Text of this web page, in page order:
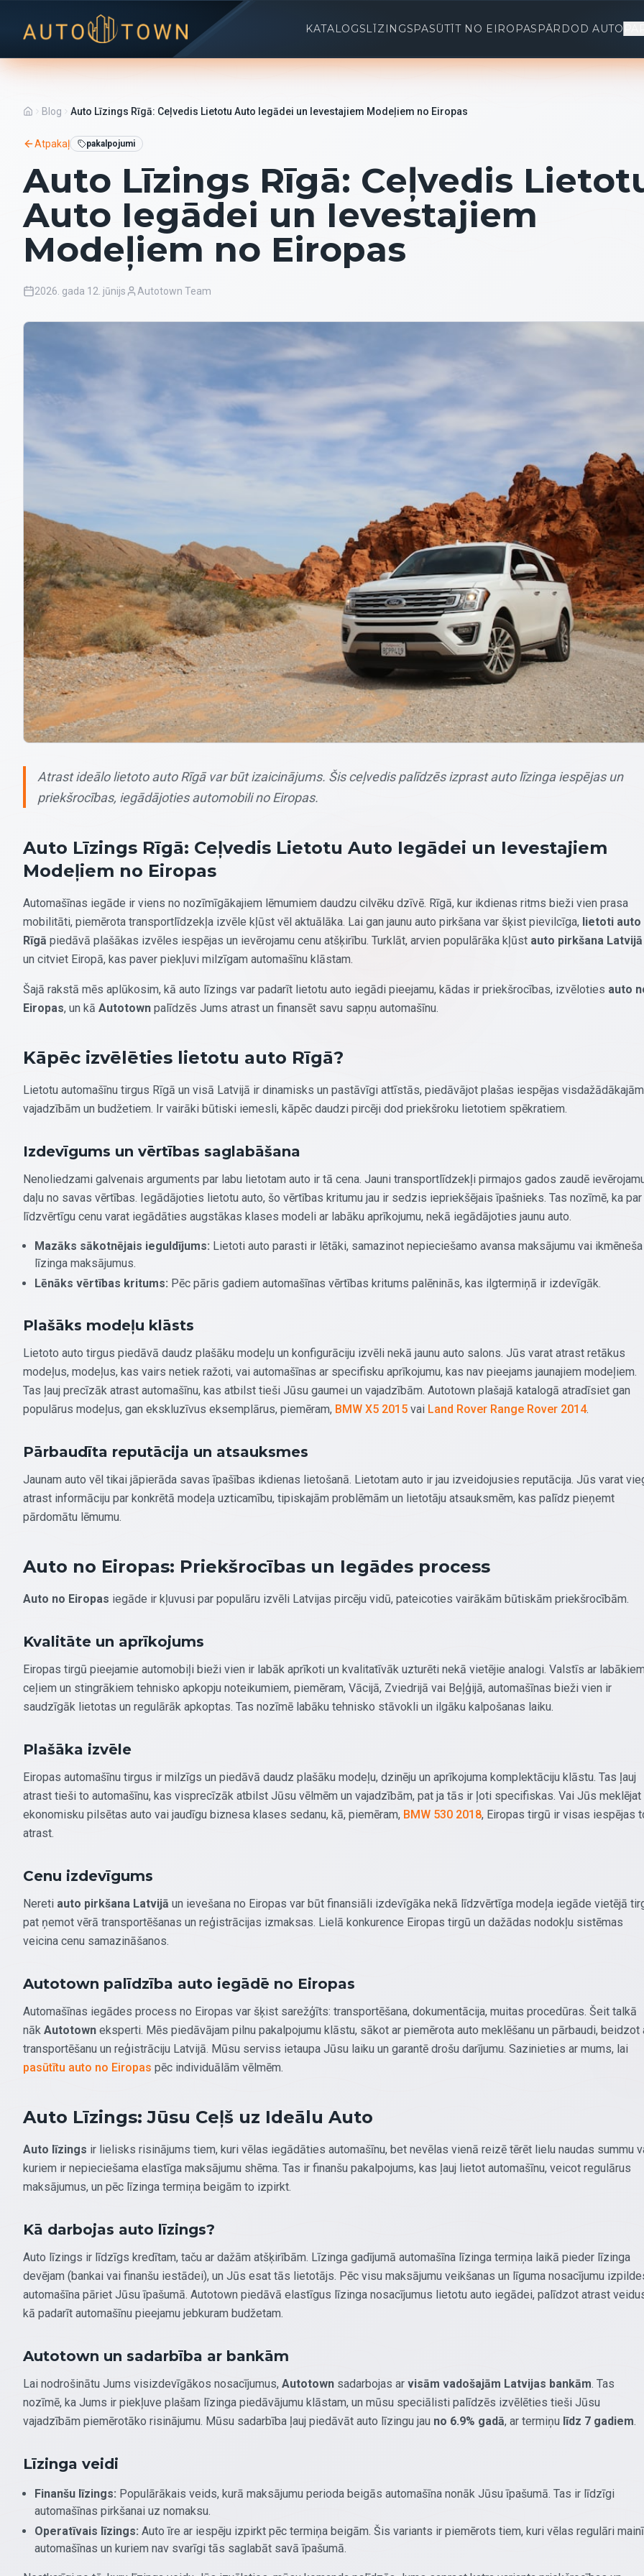
KATALOGSLĪZINGSPASŪTĪT NO EIROPAS PĀRDOD AUTO
Blog Auto Līzings Rīgā: Ceļvedis Lietotu Auto Iegādei un Ievestajiem Modeļiem no Eiropas
Atpakaļ pakalpojumi
Auto Līzings Rīgā: Ceļvedis
Auto Iegādei un Ievestajiem
Modeļiem no Eiropas
2026. gada 12. jūnijs Autotown Team
Atrast ideālo lietoto auto Rīgā var būt izaicinājums. Šis ceļvedis palīdzēs izprast auto līzinga iespējas un
priekšrocības, iegādājoties automobili no Eiropas.
Auto Līzings Rīgā: Ceļvedis Lietotu Auto Iegādei un Ievestajiem
Modeļiem no Eiropas
Automašīnas iegāde ir viens no nozīmīgākajiem lēmumiem daudzu cilvēku dzīvē. Rīgā, kur ikdienas ritms bieži vien prasa
mobilitāti, piemērota transportlīdzekļa izvēle kļūst vēl aktuālāka. Lai gan jaunu auto pirkšana var šķist pievilcīga, lietoti auto
Rīgā piedāvā plašākas izvēles iespējas un ievērojamu cenu atšķirību. Turklāt, arvien populārāka kļūst auto pirkšana Latvijā
un citviet Eiropā, kas paver piekļuvi milzīgam automašīnu klāstam.
Šajā rakstā mēs aplūkosim, kā auto līzings var padarīt lietotu auto iegādi pieejamu, kādas ir priekšrocības, izvēloties auto
Eiropas, un kā Autotown palīdzēs Jums atrast un finansēt savu sapņu automašīnu.
Kāpēc izvēlēties lietotu auto Rīgā?
Lietotu automašīnu tirgus Rīgā un visā Latvijā ir dinamisks un pastāvīgi attīstās, piedāvājot plašas iespējas visdažādākajām
vajadzībām un budžetiem. Ir vairāki būtiski iemesli, kāpēc daudzi pircēji dod priekšroku lietotiem spēkratiem.
Izdevīgums un vērtības saglabāšana
Nenoliedzami galvenais arguments par labu lietotam auto ir tā cena. Jauni transportlīdzekļi pirmajos gados zaudē
daļu no savas vērtības. Iegādājoties lietotu auto, šo vērtības kritumu jau ir sedzis iepriekšējais īpašnieks. Tas nozīmē, ka par
līdzvērtīgu cenu varat iegādāties augstākas klases modeli ar labāku aprīkojumu, nekā iegādājoties jaunu auto.
Mazāks sākotnējais ieguldījums: Lietoti auto parasti ir lētāki, samazinot nepieciešamo avansa maksājumu vai ikmēneša
līzinga maksājumus.
Lēnāks vērtības kritums: Pēc pāris gadiem automašīnas vērtības kritums palēninās, kas ilgtermiņā ir izdevīgāk.
Plašāks modeļu klāsts
Lietoto auto tirgus piedāvā daudz plašāku modeļu un konfigurāciju izvēli nekā jaunu auto salons. Jūs varat atrast retākus
modeļus, modeļus, kas vairs netiek ražoti, vai automašīnas ar specifisku aprīkojumu, kas nav pieejams jaunajiem modeļiem.
Tas ļauj precīzāk atrast automašīnu, kas atbilst tieši Jūsu gaumei un vajadzībām. Autotown plašajā katalogā atradīsiet gan
populārus modeļus, gan ekskluzīvus eksemplārus, piemēram, BMW X5 2015 vai Land Rover Range Rover 2014.
Pārbaudīta reputācija un atsauksmes
Jaunam auto vēl tikai jāpierāda savas īpašības ikdienas lietošanā. Lietotam auto ir jau izveidojusies reputācija. Jūs varat
atrast informāciju par konkrētā modeļa uzticamību, tipiskajām problēmām un lietotāju atsauksmēm, kas palīdz pieņemt
pārdomātu lēmumu.
Auto no Eiropas: Priekšrocības un Iegādes process
Auto no Eiropas iegāde ir kļuvusi par populāru izvēli Latvijas pircēju vidū, pateicoties vairākām būtiskām priekšrocībām.
Kvalitāte un aprīkojums
Eiropas tirgū pieejamie automobiļi bieži vien ir labāk aprīkoti un kvalitatīvāk uzturēti nekā vietējie analogi. Valstīs ar
ceļiem un stingrākiem tehnisko apkopju noteikumiem, piemēram, Vācijā, Zviedrijā vai Beļģijā, automašīnas bieži vien ir
saudzīgāk lietotas un regulārāk apkoptas. Tas nozīmē labāku tehnisko stāvokli un ilgāku kalpošanas laiku.
Plašāka izvēle
Eiropas automašīnu tirgus ir milzīgs un piedāvā daudz plašāku modeļu, dzinēju un aprīkojuma komplektāciju klāstu. Tas ļauj
atrast tieši to automašīnu, kas visprecīzāk atbilst Jūsu vēlmēm un vajadzībām, pat ja tās ir ļoti specifiskas. Vai Jūs meklējat
ekonomisku pilsētas auto vai jaudīgu biznesa klases sedanu, kā, piemēram, BMW 530 2018, Eiropas tirgū ir visas iespējas
atrast.
Cenu izdevīgums
Nereti auto pirkšana Latvijā un ievešana no Eiropas var būt finansiāli izdevīgāka nekā līdzvērtīga modeļa iegāde vietējā
pat ņemot vērā transportēšanas un reģistrācijas izmaksas. Lielā konkurence Eiropas tirgū un dažādas nodokļu sistēmas
veicina cenu samazināšanos.
Autotown palīdzība auto iegādē no Eiropas
Automašīnas iegādes process no Eiropas var šķist sarežģīts: transportēšana, dokumentācija, muitas procedūras. Šeit talkā
nāk Autotown eksperti. Mēs piedāvājam pilnu pakalpojumu klāstu, sākot ar piemērota auto meklēšanu un pārbaudi, beidzot
transportēšanu un reģistrāciju Latvijā. Mūsu serviss ietaupa Jūsu laiku un garantē drošu darījumu. Sazinieties ar mums, lai
pasūtītu auto no Eiropas pēc individuālām vēlmēm.
Auto Līzings: Jūsu Ceļš uz Ideālu Auto
Auto līzings ir lielisks risinājums tiem, kuri vēlas iegādāties automašīnu, bet nevēlas vienā reizē tērēt lielu naudas summu
kuriem ir nepieciešama elastīga maksājumu shēma. Tas ir finanšu pakalpojums, kas ļauj lietot automašīnu, veicot regulārus
maksājumus, un pēc līzinga termiņa beigām to izpirkt.
Kā darbojas auto līzings?
Auto līzings ir līdzīgs kredītam, taču ar dažām atšķirībām. Līzinga gadījumā automašīna līzinga termiņa laikā pieder līzinga
devējam (bankai vai finanšu iestādei), un Jūs esat tās lietotājs. Pēc visu maksājumu veikšanas un līguma nosacījumu
automašīna pāriet Jūsu īpašumā. Autotown piedāvā elastīgus līzinga nosacījumus lietotu auto iegādei, palīdzot atrast
kā padarīt automašīnu pieejamu jebkuram budžetam.
Autotown un sadarbība ar bankām
Lai nodrošinātu Jums visizdevīgākos nosacījumus, Autotown sadarbojas ar visām vadošajām Latvijas bankām. Tas
nozīmē, ka Jums ir piekļuve plašam līzinga piedāvājumu klāstam, un mūsu speciālisti palīdzēs izvēlēties tieši Jūsu
vajadzībām piemērotāko risinājumu. Mūsu sadarbība ļauj piedāvāt auto līzingu jau no 6.9% gadā, ar termiņu līdz 7 gadiem.
Līzinga veidi
Finanšu līzings: Populārākais veids, kurā maksājumu perioda beigās automašīna nonāk Jūsu īpašumā. Tas ir līdzīgi
automašīnas pirkšanai uz nomaksu.
Operatīvais līzings: Auto īre ar iespēju izpirkt pēc termiņa beigām. Šis variants ir piemērots tiem, kuri vēlas regulāri
automašīnas un kuriem nav svarīgi tās saglabāt savā īpašumā.